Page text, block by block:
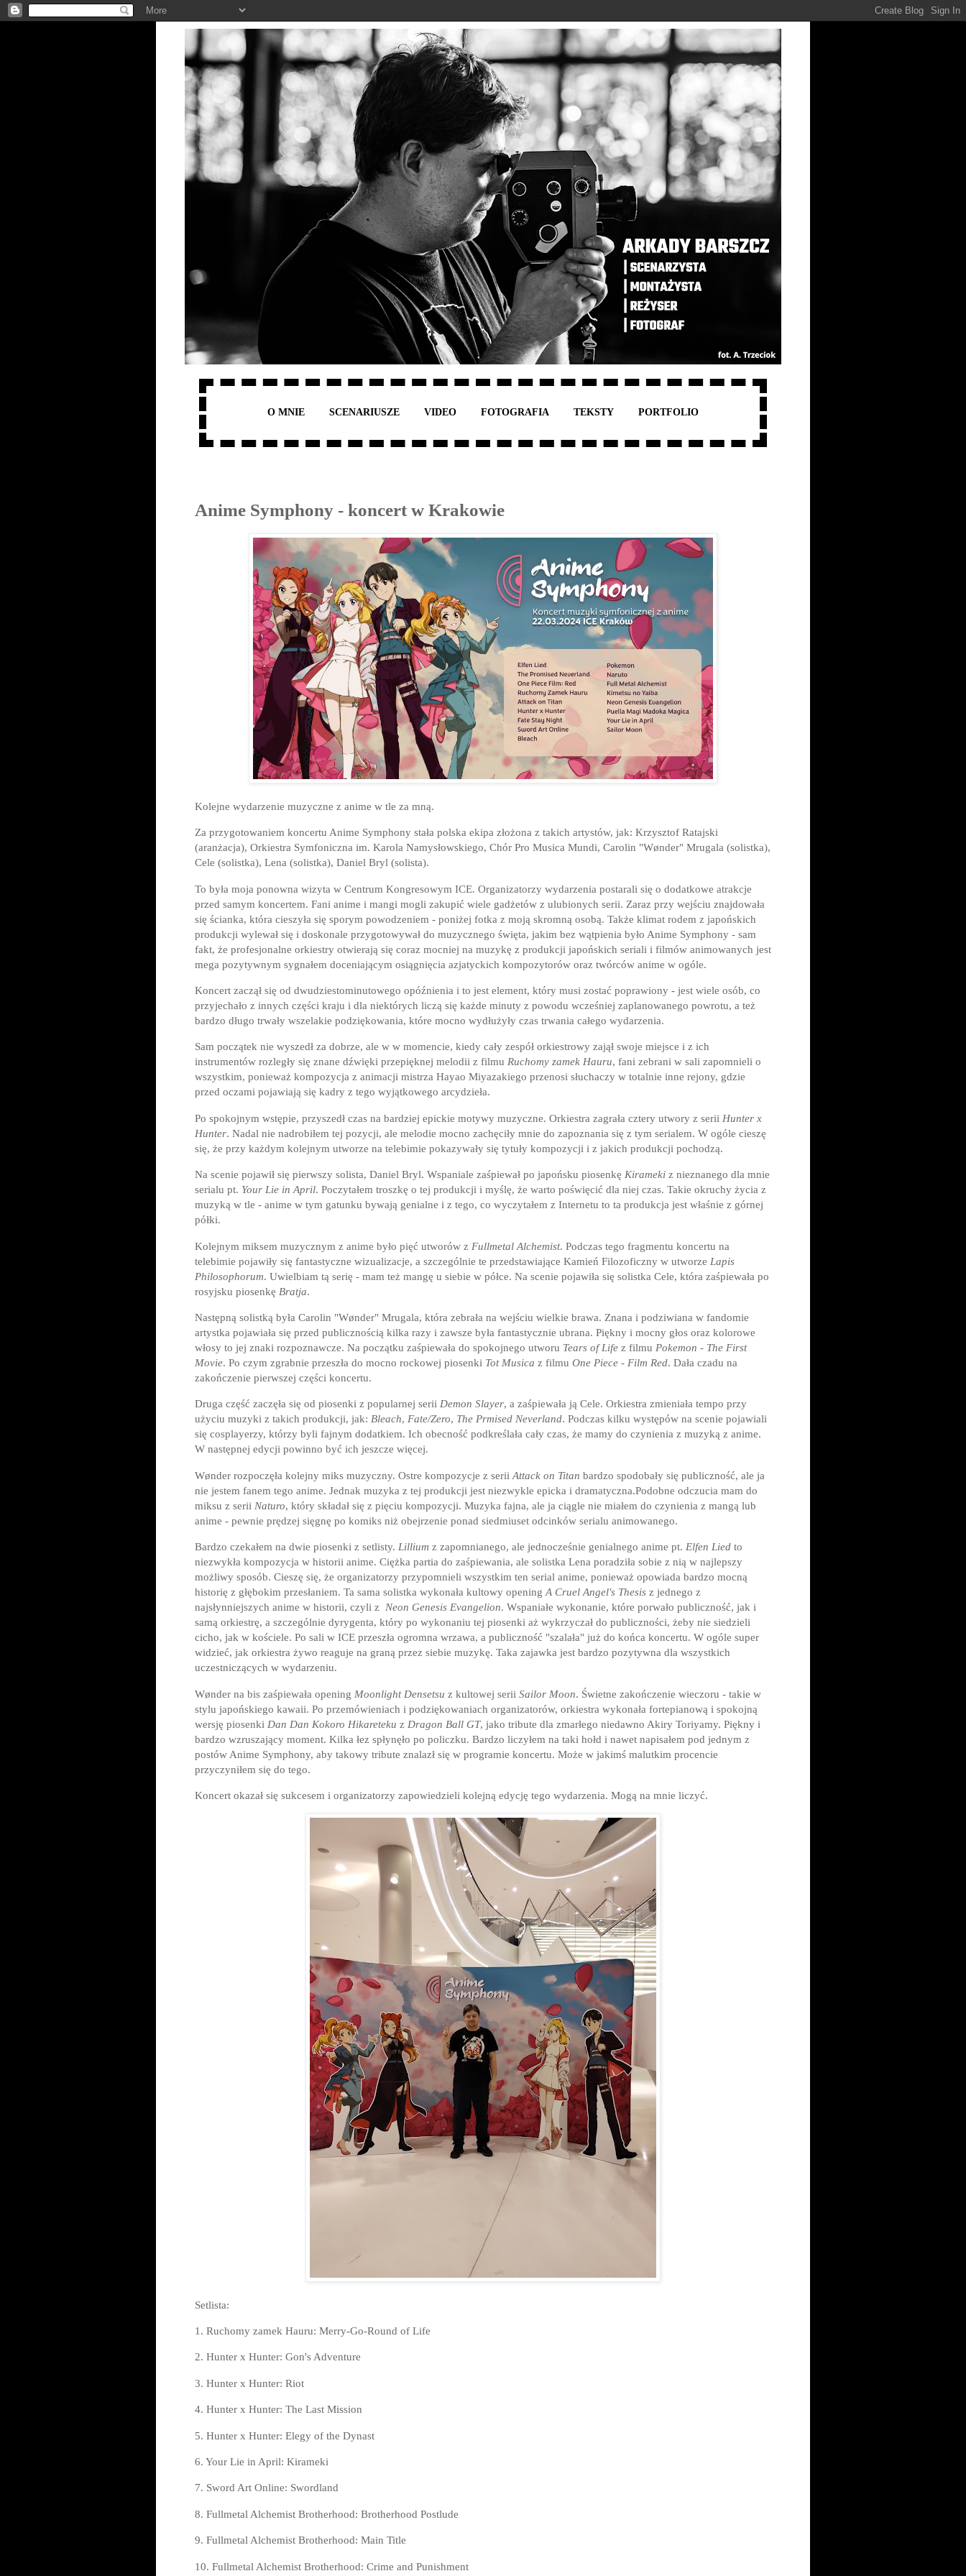
O MNIE SCENARIUSZE VIDEO FOTOGRAFIA TEKSTY PORTFOLIO
Anime Symphony - koncert w Krakowie
Kolejne wydarzenie muzyczne z anime w tle za mną.
Za przygotowaniem koncertu Anime Symphony stała polska ekipa złożona z takich artystów, jak: Krzysztof Ratajski
(aranżacja), Orkiestra Symfoniczna im. Karola Namysłowskiego, Chór Pro Musica Mundi, Carolin "Wønder" Mrugala (solistka),
Cele (solistka), Lena (solistka), Daniel Bryl (solista).
To była moja ponowna wizyta w Centrum Kongresowym ICE. Organizatorzy wydarzenia postarali się o dodatkowe atrakcje
przed samym koncertem. Fani anime i mangi mogli zakupić wiele gadżetów z ulubionych serii. Zaraz przy wejściu znajdowała
się ścianka, która cieszyła się sporym powodzeniem - poniżej fotka z moją skromną osobą. Także klimat rodem z japońskich
produkcji wylewał się i doskonale przygotowywał do muzycznego święta, jakim bez wątpienia było Anime Symphony - sam
fakt, że profesjonalne orkiestry otwierają się coraz mocniej na muzykę z produkcji japońskich seriali i filmów animowanych jest
mega pozytywnym sygnałem doceniającym osiągnięcia azjatyckich kompozytorów oraz twórców anime w ogóle.
Koncert zaczął się od dwudziestominutowego opóźnienia i to jest element, który musi zostać poprawiony - jest wiele osób, co
przyjechało z innych części kraju i dla niektórych liczą się każde minuty z powodu wcześniej zaplanowanego powrotu, a też
bardzo długo trwały wszelakie podziękowania, które mocno wydłużyły czas trwania całego wydarzenia.
Sam początek nie wyszedł za dobrze, ale w w momencie, kiedy cały zespół orkiestrowy zajął swoje miejsce i z ich
instrumentów rozległy się znane dźwięki przepięknej melodii z filmu Ruchomy zamek Hauru, fani zebrani w sali zapomnieli o
wszystkim, ponieważ kompozycja z animacji mistrza Hayao Miyazakiego przenosi słuchaczy w totalnie inne rejony, gdzie
przed oczami pojawiają się kadry z tego wyjątkowego arcydzieła.
Po spokojnym wstępie, przyszedł czas na bardziej epickie motywy muzyczne. Orkiestra zagrała cztery utwory z serii Hunter x
Hunter. Nadal nie nadrobiłem tej pozycji, ale melodie mocno zachęciły mnie do zapoznania się z tym serialem. W ogóle cieszę
się, że przy każdym kolejnym utworze na telebimie pokazywały się tytuły kompozycji i z jakich produkcji pochodzą.
Na scenie pojawił się pierwszy solista, Daniel Bryl. Wspaniale zaśpiewał po japońsku piosenkę Kirameki z nieznanego dla mnie
serialu pt. Your Lie in April. Poczytałem troszkę o tej produkcji i myślę, że warto poświęcić dla niej czas. Takie okruchy życia z
muzyką w tle - anime w tym gatunku bywają genialne i z tego, co wyczytałem z Internetu to ta produkcja jest właśnie z górnej
półki.
Kolejnym miksem muzycznym z anime było pięć utworów z Fullmetal Alchemist. Podczas tego fragmentu koncertu na
telebimie pojawiły się fantastyczne wizualizacje, a szczególnie te przedstawiające Kamień Filozoficzny w utworze Lapis
Philosophorum. Uwielbiam tą serię - mam też mangę u siebie w półce. Na scenie pojawiła się solistka Cele, która zaśpiewała po
rosyjsku piosenkę Bratja.
Następną solistką była Carolin "Wønder" Mrugala, która zebrała na wejściu wielkie brawa. Znana i podziwiana w fandomie
artystka pojawiała się przed publicznością kilka razy i zawsze była fantastycznie ubrana. Piękny i mocny głos oraz kolorowe
włosy to jej znaki rozpoznawcze. Na początku zaśpiewała do spokojnego utworu Tears of Life z filmu Pokemon - The First
Movie. Po czym zgrabnie przeszła do mocno rockowej piosenki Tot Musica z filmu One Piece - Film Red. Dała czadu na
zakończenie pierwszej części koncertu.
Druga część zaczęła się od piosenki z popularnej serii Demon Slayer, a zaśpiewała ją Cele. Orkiestra zmieniała tempo przy
użyciu muzyki z takich produkcji, jak: Bleach, Fate/Zero, The Prmised Neverland. Podczas kilku występów na scenie pojawiali
się cosplayerzy, którzy byli fajnym dodatkiem. Ich obecność podkreślała cały czas, że mamy do czynienia z muzyką z anime.
W następnej edycji powinno być ich jeszcze więcej.
Wønder rozpoczęła kolejny miks muzyczny. Ostre kompozycje z serii Attack on Titan bardzo spodobały się publiczność, ale ja
nie jestem fanem tego anime. Jednak muzyka z tej produkcji jest niezwykle epicka i dramatyczna.Podobne odczucia mam do
miksu z serii Naturo, który składał się z pięciu kompozycji. Muzyka fajna, ale ja ciągle nie miałem do czynienia z mangą lub
anime - pewnie prędzej sięgnę po komiks niż obejrzenie ponad siedmiuset odcinków serialu animowanego.
Bardzo czekałem na dwie piosenki z setlisty. Lillium z zapomnianego, ale jednocześnie genialnego anime pt. Elfen Lied to
niezwykła kompozycja w historii anime. Ciężka partia do zaśpiewania, ale solistka Lena poradziła sobie z nią w najlepszy
możliwy sposób. Cieszę się, że organizatorzy przypomnieli wszystkim ten serial anime, ponieważ opowiada bardzo mocną
historię z głębokim przesłaniem. Ta sama solistka wykonała kultowy opening A Cruel Angel's Thesis z jednego z
najsłynniejszych anime w historii, czyli z Neon Genesis Evangelion. Wspaniałe wykonanie, które porwało publiczność, jak i
samą orkiestrę, a szczególnie dyrygenta, który po wykonaniu tej piosenki aż wykrzyczał do publiczności, żeby nie siedzieli
cicho, jak w kościele. Po sali w ICE przeszła ogromna wrzawa, a publiczność "szalała" już do końca koncertu. W ogóle super
widzieć, jak orkiestra żywo reaguje na graną przez siebie muzykę. Taka zajawka jest bardzo pozytywna dla wszystkich
uczestniczących w wydarzeniu.
Wønder na bis zaśpiewała opening Moonlight Densetsu z kultowej serii Sailor Moon. Świetne zakończenie wieczoru - takie w
stylu japońskiego kawaii. Po przemówieniach i podziękowaniach organizatorów, orkiestra wykonała fortepianową i spokojną
wersję piosenki Dan Dan Kokoro Hikareteku z Dragon Ball GT, jako tribute dla zmarłego niedawno Akiry Toriyamy. Piękny i
bardzo wzruszający moment. Kilka łez spłynęło po policzku. Bardzo liczyłem na taki hołd i nawet napisałem pod jednym z
postów Anime Symphony, aby takowy tribute znalazł się w programie koncertu. Może w jakimś malutkim procencie
przyczyniłem się do tego.
Koncert okazał się sukcesem i organizatorzy zapowiedzieli kolejną edycję tego wydarzenia. Mogą na mnie liczyć.
Setlista:
1. Ruchomy zamek Hauru: Merry-Go-Round of Life
2. Hunter x Hunter: Gon's Adventure
3. Hunter x Hunter: Riot
4. Hunter x Hunter: The Last Mission
5. Hunter x Hunter: Elegy of the Dynast
6. Your Lie in April: Kirameki
7. Sword Art Online: Swordland
8. Fullmetal Alchemist Brotherhood: Brotherhood Postlude
9. Fullmetal Alchemist Brotherhood: Main Title
10. Fullmetal Alchemist Brotherhood: Crime and Punishment